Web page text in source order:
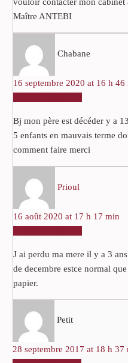
vouloir contacter mon cabinet
Maître ANTEBI
Chabane
16 septembre 2020 at 16 h 46
Bj mon père est décéder y a
5 enfants en mauvais terme
comment faire merci
Prioul
16 août 2020 at 17 h 17 min
J ai perdu ma mere il y a 3
de decembre estce normal
papier.
Petit
28 septembre 2017 at 18 h 37